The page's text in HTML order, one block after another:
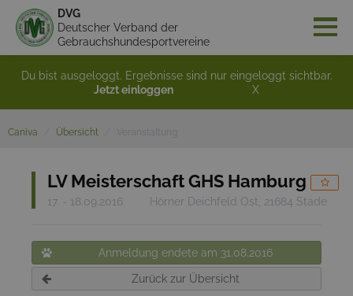
DVG
Deutscher Verband der
Gebrauchshundesportvereine
Du bist ausgeloggt. Ergebnisse sind nur eingeloggt sichtbar.
Jetzt einloggen
X
Caniva Übersicht
LV Meisterschaft GHS Hamburg
17. - 18.09.2016 Hörner Deichfeld Ost, 21684 Stade
Anmeldung endete am 31.08.2016
Zurück zur Übersicht